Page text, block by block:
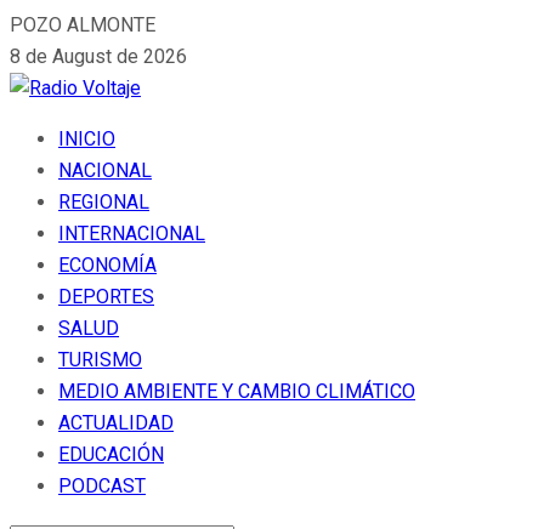
POZO ALMONTE
8 de August de 2026
INICIO
NACIONAL
REGIONAL
INTERNACIONAL
ECONOMÍA
DEPORTES
SALUD
TURISMO
MEDIO AMBIENTE Y CAMBIO CLIMÁTICO
ACTUALIDAD
EDUCACIÓN
PODCAST